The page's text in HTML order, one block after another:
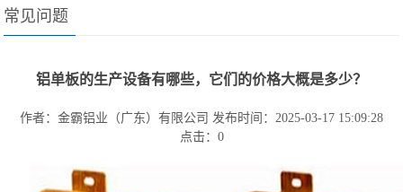
常见问题
铝单板的生产设备有哪些，它们的价格大概是多少？
作者：金霸铝业（广东）有限公司 发布时间：2025-03-17 15:09:28
点击： 0